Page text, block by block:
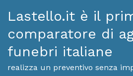
Lastello.it è il
comparatore di
funebri italiane
realizza un preventivo senza